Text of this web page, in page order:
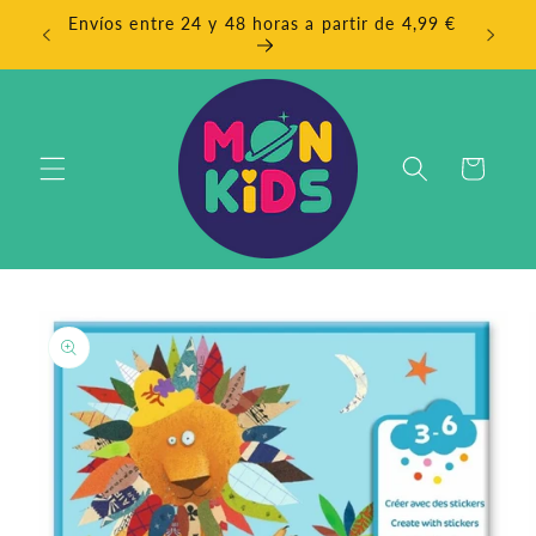
directamente
Envíos entre 24 y 48 horas a partir de 4,99 €
Carrito
información
del producto